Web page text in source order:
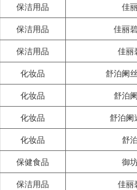
保洁用品
佳
保洁用品
佳丽
保洁用品
佳丽
化妆品
舒泊阑
化妆品
舒泊
化妆品
舒泊阑
化妆品
舒
保健食品
御
保洁用品 佳丽